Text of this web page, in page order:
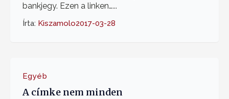
bankjegy. Ezen a linken…...
Írta: Kiszamolo2017-03-28
Egyéb
A címke nem minden